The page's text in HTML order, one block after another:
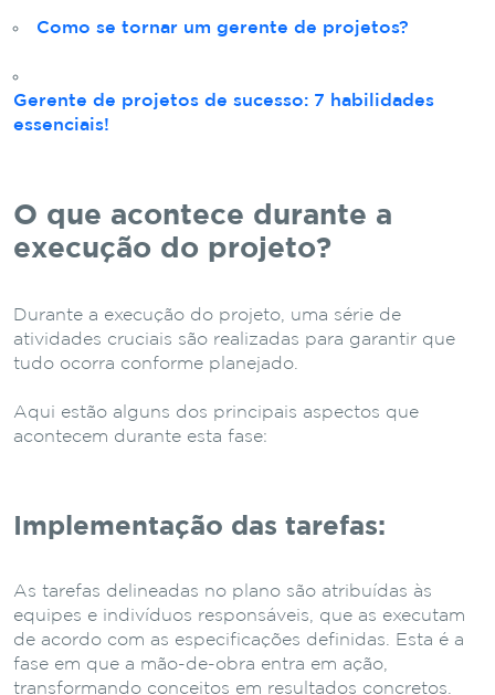
Como se tornar um gerente de projetos?
Gerente de projetos de sucesso: 7 habilidades
essenciais!
O que acontece durante a
execução do projeto?
Durante a execução do projeto, uma série de
atividades cruciais são realizadas para garantir que
tudo ocorra conforme planejado.
Aqui estão alguns dos principais aspectos que
acontecem durante esta fase:
Implementação das tarefas:
As tarefas delineadas no plano são atribuídas às
equipes e indivíduos responsáveis, que as executam
de acordo com as especificações definidas. Esta é a
fase em que a mão-de-obra entra em ação,
transformando conceitos em resultados concretos.